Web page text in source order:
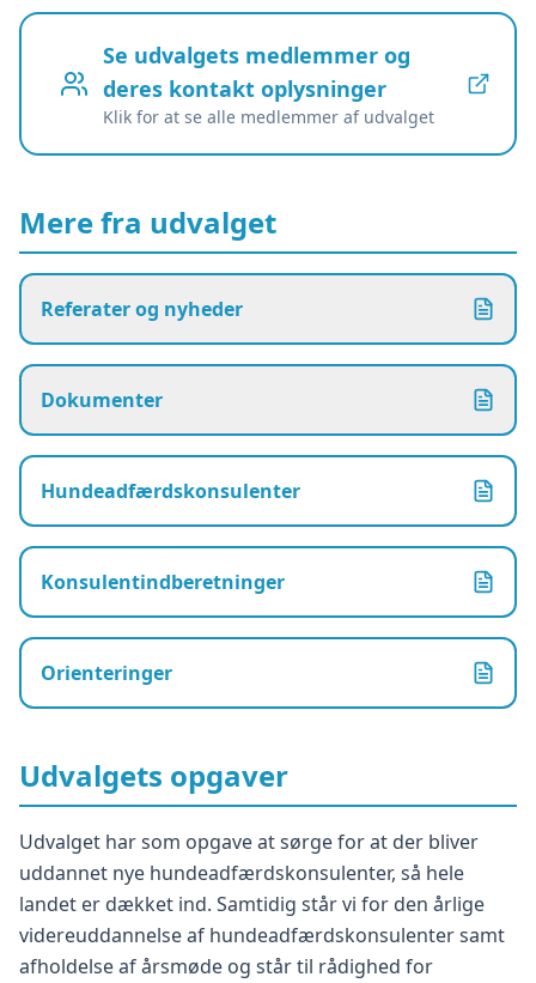
Se udvalgets medlemmer og
deres kontakt oplysninger
Klik for at se alle medlemmer af udvalget
Mere fra udvalget
Referater og nyheder
Dokumenter
Hundeadfærdskonsulenter
Konsulentindberetninger
Orienteringer
Udvalgets opgaver
Udvalget har som opgave at sørge for at der bliver
uddannet nye hundeadfærdskonsulenter, så hele
landet er dækket ind. Samtidig står vi for den årlige
videreuddannelse af hundeadfærdskonsulenter samt
afholdelse af årsmøde og står til rådighed for